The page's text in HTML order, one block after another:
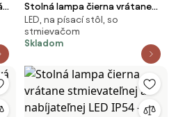
Stolná lampa čierna vrátane
LED IP65 Nabíjateľná s nabíjacou
stanicou - Treble
LED, na písací stôl, so
stmievačom
Skladom